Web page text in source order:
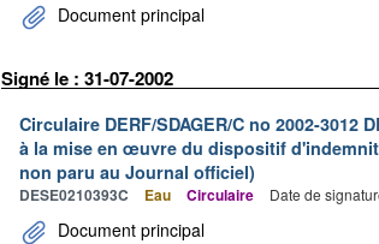
Document principal
Signé le : 31-07-2002
Circulaire DERF/SDAGER/C no 2002-3012
à la mise en œuvre du dispositif
non paru au Journal officiel)
DESE0210393C Eau Circulaire Date de
Document principal